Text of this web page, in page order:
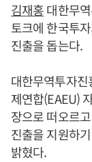
김재홍대한무
토크에 한국투
진출을 돕는다.
대한무역투자
제연합(EAEU)
장으로 떠오르
진출을 지원하
밝혔다.